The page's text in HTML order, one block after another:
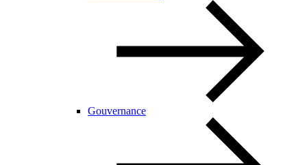
Gouvernance